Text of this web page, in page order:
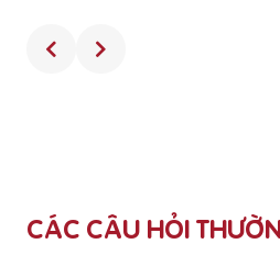
CÁC CÂU HỎI